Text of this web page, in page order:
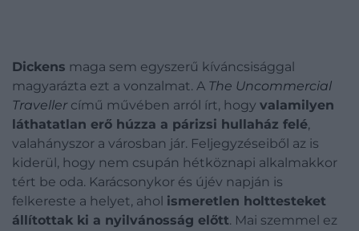
Dickens maga sem egyszerű kíváncsisággal
magyarázta ezt a vonzalmat. A The Uncommercial
Traveller című művében arról írt, hogy valamilyen
láthatatlan erő húzza a párizsi hullaház felé,
valahányszor a városban jár. Feljegyzéseiből az is
kiderül, hogy nem csupán hétköznapi alkalmakkor
tért be oda. Karácsonykor és újév napján is
felkereste a helyet, ahol ismeretlen holttesteket
állítottak ki a nyilvánosság előtt. Mai szemmel ez